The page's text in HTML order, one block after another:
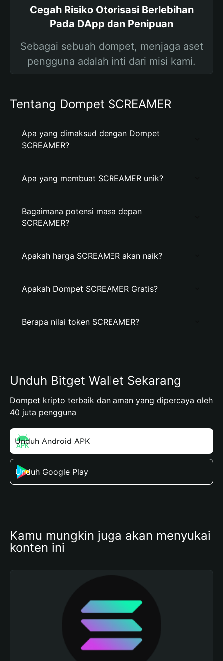
Cegah Risiko Otorisasi Berlebihan
Pada DApp dan Penipuan
Sebagai sebuah dompet, menjaga aset
pengguna adalah inti dari misi kami.
Tentang Dompet SCREAMER
Apa yang dimaksud dengan Dompet
SCREAMER?
Apa yang membuat SCREAMER unik?
Bagaimana potensi masa depan
SCREAMER?
Apakah harga SCREAMER akan naik?
Apakah Dompet SCREAMER Gratis?
Berapa nilai token SCREAMER?
Unduh Bitget Wallet Sekarang
Dompet kripto terbaik dan aman yang dipercaya oleh
40 juta pengguna
Unduh Android APK
Unduh Google Play
Kamu mungkin juga akan menyukai
konten ini